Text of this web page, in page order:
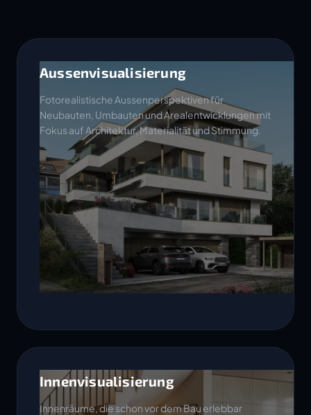
Aussenvisualisierung
Fotorealistische Aussenperspektiven für
Neubauten, Umbauten und Arealentwicklungen mit
Fokus auf Architektur, Materialität und Stimmung.
Innenvisualisierung
Innenräume, die schon vor dem Bau erlebbar